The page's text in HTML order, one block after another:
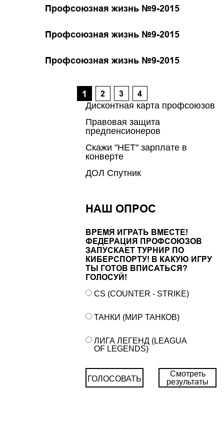
Профсоюзная жизнь №9-2015
Профсоюзная жизнь №9-2015
Профсоюзная жизнь №9-2015
1 2 3 4
Дисконтная карта профсоюзов
Правовая защита
предпенсионеров
Скажи "НЕТ" зарплате в
конверте
ДОЛ Спутник
НАШ ОПРОС
ВРЕМЯ ИГРАТЬ ВМЕСТЕ!
ФЕДЕРАЦИЯ ПРОФСОЮЗОВ
ЗАПУСКАЕТ ТУРНИР ПО
КИБЕРСПОРТУ! В КАКУЮ ИГРУ
ТЫ ГОТОВ ВПИСАТЬСЯ?
ГОЛОСУЙ!
CS (COUNTER - STRIKE)
ТАНКИ (МИР ТАНКОВ)
ЛИГА ЛЕГЕНД (LEAGUA
OF LEGENDS)
ГОЛОСОВАТЬ
Смотреть
результаты